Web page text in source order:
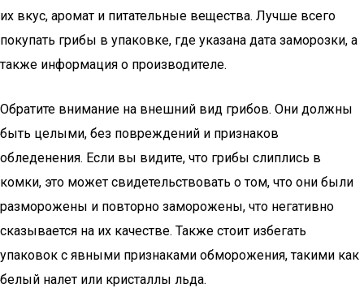
их вкус, аромат и питательные вещества. Лучше всего
покупать грибы в упаковке, где указана дата заморозки, а
также информация о производителе.
Обратите внимание на внешний вид грибов. Они должны
быть целыми, без повреждений и признаков
обледенения. Если вы видите, что грибы слиплись в
комки, это может свидетельствовать о том, что они были
разморожены и повторно заморожены, что негативно
сказывается на их качестве. Также стоит избегать
упаковок с явными признаками обморожения, такими как
белый налет или кристаллы льда.